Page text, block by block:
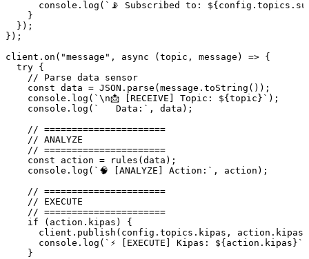
      console
. log ( `📡 Subscribed to: ${ config . topics .
    }
  });
});
client . on ( "message" , async ( topic , message ) => {
  try
{
    // Parse data sensor
    const
data = JSON . parse ( message . toString ());
    console
. log ( ` \n📩 [RECEIVE] Topic: ${ topic } ` );
    console
. log ( `   Data:` ,
data);
    // ======================
    // ANALYZE
    // ======================
    const
action = rules (data);
    console
. log ( `🧠 [ANALYZE] Action:` ,
action);
    // ======================
    // EXECUTE
    // ======================
    if
( action .kipas) {
      client
. publish ( config . topics .kipas , action
      console
. log ( `⚡ [EXECUTE] Kipas: ${ action . kipas } `
    }